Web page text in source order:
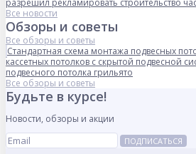
разрешил рекламировать строительство
Все новости
Обзоры и советы
Все обзоры и советы
Стандартная схема монтажа подвесных
кассетных потолков с скрытой подвесной
подвесного потолка грильято
Все обзоры и советы
Будьте в курсе!
Новости, обзоры и акции
ПОДПИСАТЬСЯ